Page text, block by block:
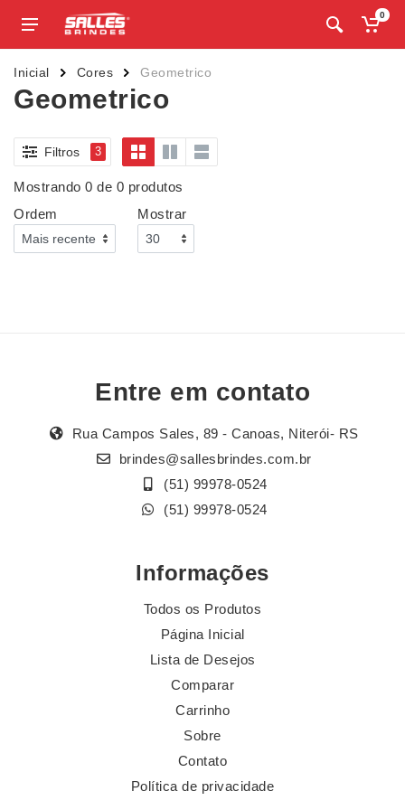
0
Inicial Cores Geometrico
Geometrico
Filtros 3
Mostrando 0 de 0 produtos
Ordem
Mostrar
Entre em contato
Rua Campos Sales, 89 - Canoas, Niterói- RS
brindes@sallesbrindes.com.br
(51) 99978-0524
(51) 99978-0524
Informações
Todos os Produtos
Página Inicial
Lista de Desejos
Comparar
Carrinho
Sobre
Contato
Política de privacidade